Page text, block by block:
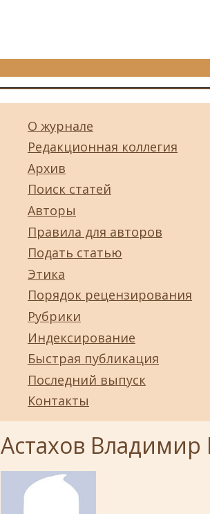
О журнале
Редакционная коллегия
Архив
Поиск статей
Авторы
Правила для авторов
Подать статью
Этика
Порядок рецензирования
Рубрики
Индексирование
Быстрая публикация
Последний выпуск
Контакты
Астахов